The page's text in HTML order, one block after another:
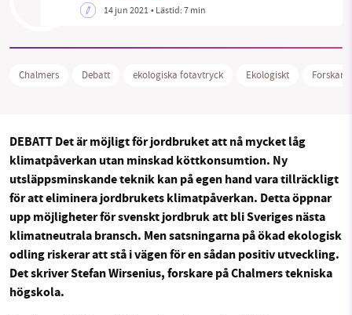
HEM
Sök Sparade inlägg Tipsa oss
Facebook Instagram BlueSky
Threads LinkedIn
14 jun 2021• Lästid:7 min
Chalmers Debatt ekologiska fotavtryck Ekologiskt Forskare
DEBATT Det är möjligt för jordbruket att nå mycket låg
klimatpåverkan utan minskad köttkonsumtion. Ny
utsläppsminskande teknik kan på egen hand vara tillräckligt
för att eliminera jordbrukets klimatpåverkan. Detta öppnar
upp möjligheter för svenskt jordbruk att bli Sveriges nästa
klimatneutrala bransch. Men satsningarna på ökad ekologisk
odling riskerar att stå i vägen för en sådan positiv utveckling.
Det skriver Stefan Wirsenius, forskare på Chalmers tekniska
högskola.
SMB kämpar för en hållbar framtid. Sedan
starten 2010 har vår ideella redaktion drivit
miljödebatten framåt genom
nyhetsbevakning och granskningar. Nu vill vi